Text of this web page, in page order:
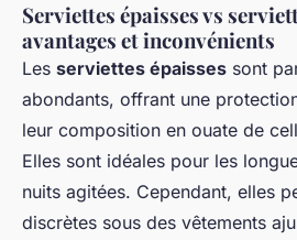
Serviettes épaisses vs
avantages et inconvénients
Les serviettes épaisses sont
abondants, offrant une
leur composition en ouate de
Elles sont idéales pour les
nuits agitées. Cependant, elles
discrètes sous des vêtements